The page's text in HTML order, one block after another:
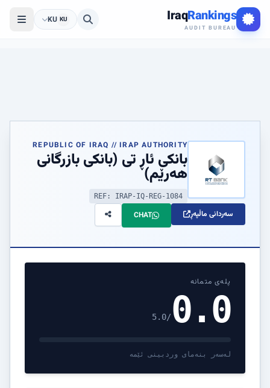
IraqRankings
AUDIT BUREAU
KU
KU
REPUBLIC OF IRAQ // IRAP AUTHORITY
بانکی ئاڕ تی (بانکی بازرگانی
هەرێم)
REF: IRAP-IQ-REG-1084
سەردانی ماڵپەڕ CHAT
پلەی متمانە
0.0
/5.0
لەسەر بنەمای وردبینی ئێمە